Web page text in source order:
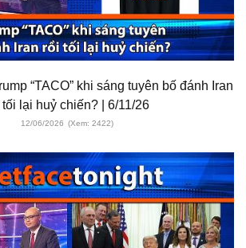
“TACO” khi sáng tuyên bố đánh Iran
tối lại huỷ chiến? | 6/11/26
12/06/2026 (Xem: 2422)